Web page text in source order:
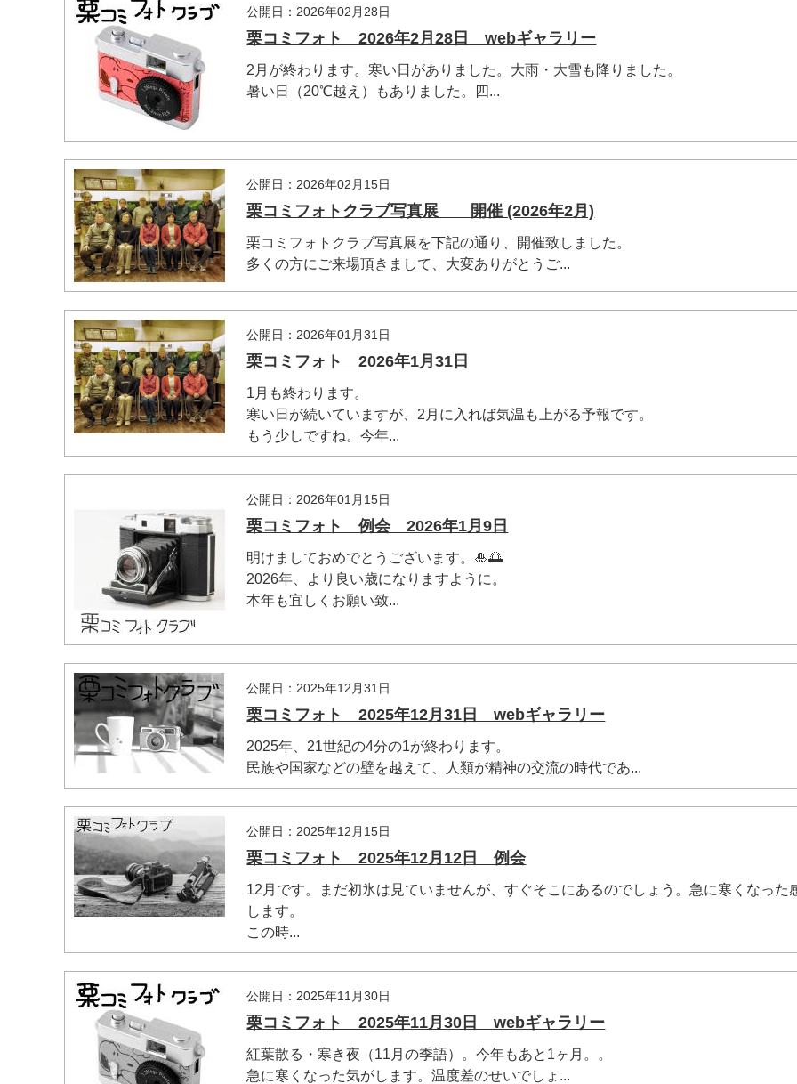
公開日：2026年02月28日
栗コミフォト 2026年2月28日 webギャラリー
2月が終わります。寒い日がありました。大雨・大雪も降りました。
暑い日（20℃越え）もありました。四...
公開日：2026年02月15日
栗コミフォトクラブ写真展 開催 (2026年2月)
栗コミフォトクラブ写真展を下記の通り、開催致しました。
多くの方にご来場頂きまして、大変ありがとうご...
公開日：2026年01月31日
栗コミフォト 2026年1月31日
1月も終わります。
寒い日が続いていますが、2月に入れば気温も上がる予報です。
もう少しですね。今年...
公開日：2026年01月15日
栗コミフォト 例会 2026年1月9日
明けましておめでとうございます。🎍🌅
2026年、より良い歳になりますように。
本年も宜しくお願い致...
公開日：2025年12月31日
栗コミフォト 2025年12月31日 webギャラリー
2025年、21世紀の4分の1が終わります。
民族や国家などの壁を越えて、人類が精神の交流の時代であ...
公開日：2025年12月15日
栗コミフォト 2025年12月12日 例会
12月です。まだ初氷は見ていませんが、すぐそこにあるのでしょう。急に寒くなった
します。
この時...
公開日：2025年11月30日
栗コミフォト 2025年11月30日 webギャラリー
紅葉散る・寒き夜（11月の季語）。今年もあと1ヶ月。。
急に寒くなった気がします。温度差のせいでしょ...